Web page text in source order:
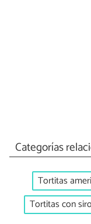
Categorías
Tortitas
Tortitas con